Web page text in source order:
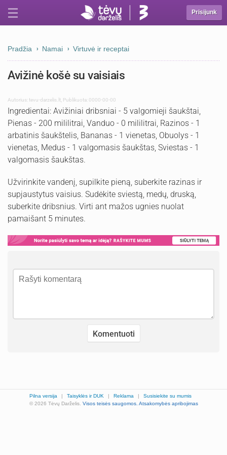
Prisijunk
Pradžia Namai Virtuvė ir receptai
Avižinė košė su vaisiais
Autorius:tevu-darzelis.lt Publikuota: 0000-00-00
Ingredientai: Avižiniai dribsniai - 5 valgomieji šaukštai,
Pienas - 200 mililitrai, Vanduo - 0 mililitrai, Razinos - 1
arbatinis šaukštelis, Bananas - 1 vienetas, Obuolys - 1
vienetas, Medus - 1 valgomasis šaukštas, Sviestas - 1
valgomasis šaukštas.
Užvirinkite vandenį, supilkite pieną, suberkite razinas ir
supjaustytus vaisius. Sudėkite sviestą, medų, druską,
suberkite dribsnius. Virti ant mažos ugnies nuolat
pamaišant 5 minutes.
Pilna versija | Taisyklės ir DUK | Reklama |
Susisiekite su mumis
© 2026 Tėvų Darželis. Visos teisės saugomos. Atsakomybės apribojimas